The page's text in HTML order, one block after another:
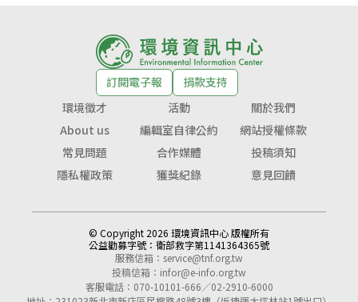
訂閱電子報
捐款支持
環境徵才
活動
關於我們
About us
編輯室自律公約
網站授權條款
常見問題
合作媒體
投稿須知
隱私權政策
獲獎紀錄 意見回饋
© Copyright 2026 環境資訊中心 版權所有
公益勸募字號： 衛部救字第1141364365號
服務信箱： service@tnf.org.tw
投稿信箱： infor@e-info.org.tw
客服電話：070-10101-666／02-2910-6000